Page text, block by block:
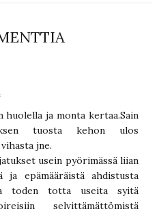
ja monta kertaa.Sain
tuosta kehon ulos
jne.
usein pyörimässä liian
ja epämääräistä ahdistusta
toden totta useita syitä
selvittämättömistä